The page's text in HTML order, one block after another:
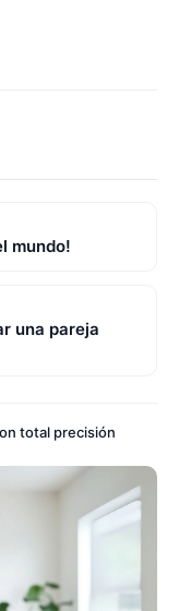
mundo!
una pareja
total precisión